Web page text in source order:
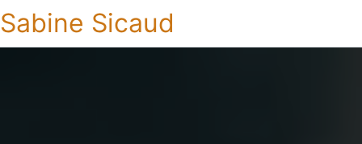
Sabine Sicaud